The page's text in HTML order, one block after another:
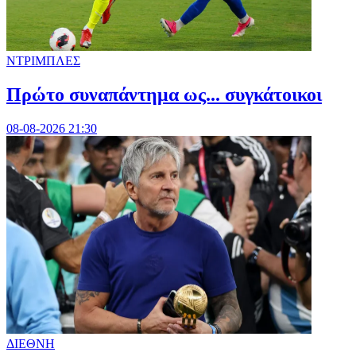
ΝΤΡΙΜΠΛΕΣ
Πρώτο συναπάντημα ως... συγκάτοικοι
08-08-2026 21:30
ΔΙΕΘΝΗ